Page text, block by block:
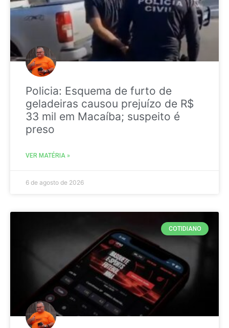
Policia: Esquema de furto de
geladeiras causou prejuízo de R$
33 mil em Macaíba; suspeito é
preso
VER MATÉRIA »
6 de agosto de 2026
COTIDIANO